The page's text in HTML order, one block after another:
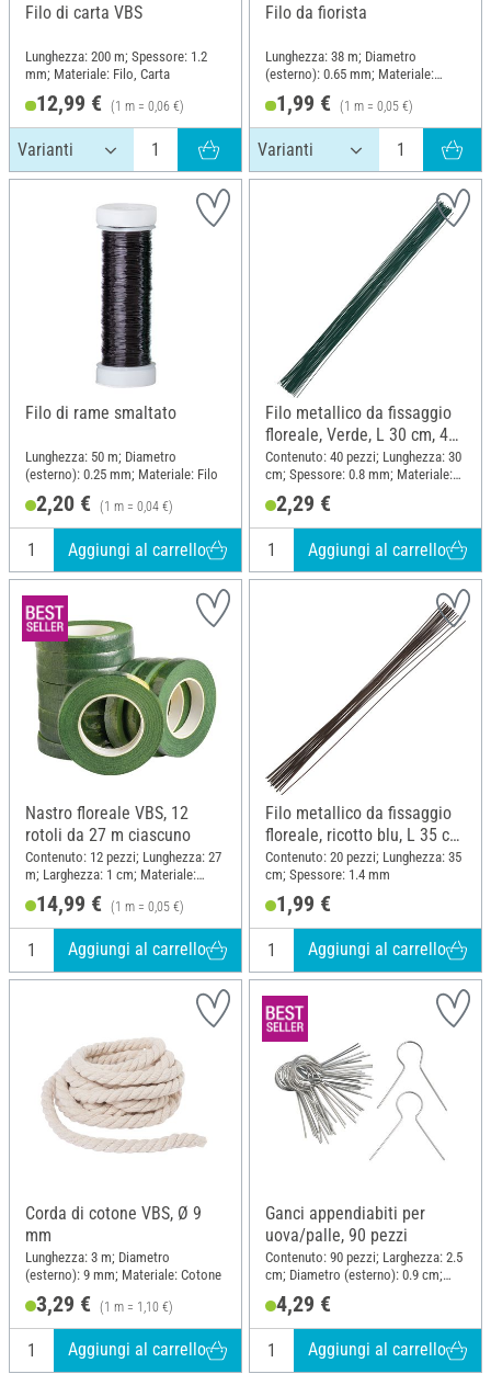
Filo di carta VBS
Lunghezza: 200 m; Spessore: 1.2
mm; Materiale: Filo, Carta
12,99 € (1 m = 0,06 €)
Filo da fiorista
Lunghezza: 38 m; Diametro
(esterno): 0.65 mm; Materiale:
1,99 € (1 m = 0,05 €)
Filo di rame smaltato
Lunghezza: 50 m; Diametro
(esterno): 0.25 mm; Materiale: Filo
2,20 € (1 m = 0,04 €)
Aggiungi al carrello
Filo metallico da fissaggio
floreale, Verde, L 30 cm, 40
pezzi
Contenuto: 40 pezzi; Lunghezza: 30
cm; Spessore: 0.8 mm; Materiale:
2,29 €
Aggiungi al carrello
Nastro floreale VBS, 12
rotoli da 27 m ciascuno
Contenuto: 12 pezzi; Lunghezza: 27
m; Larghezza: 1 cm; Materiale:
14,99 € (1 m = 0,05 €)
Aggiungi al carrello
Filo metallico da fissaggio
floreale, ricotto blu, L 35 cm,
20 pezzi
Contenuto: 20 pezzi; Lunghezza: 35
cm; Spessore: 1.4 mm
1,99 €
Aggiungi al carrello
Corda di cotone VBS, Ø 9
mm
Lunghezza: 3 m; Diametro
(esterno): 9 mm; Materiale: Cotone
3,29 € (1 m = 1,10 €)
Aggiungi al carrello
Ganci appendiabiti per
uova/palle, 90 pezzi
Contenuto: 90 pezzi; Larghezza: 2.5
cm; Diametro (esterno): 0.9 cm;
4,29 €
Aggiungi al carrello